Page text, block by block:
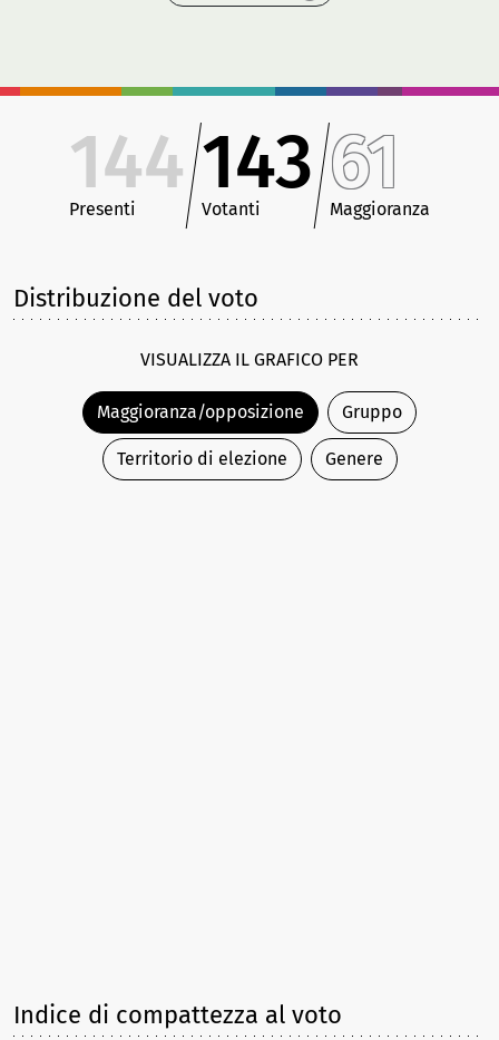
144
Presenti
143
Votanti
61
Maggioranza
Distribuzione del voto
VISUALIZZA IL GRAFICO PER
Maggioranza/opposizione Gruppo
Territorio di elezione Genere
Indice di compattezza al voto